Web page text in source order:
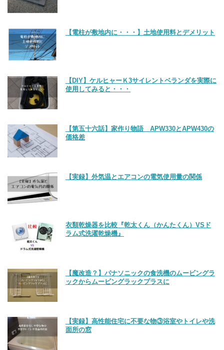
【電柱が敷地内に・・・】土地使用料とデメリット
【DIY】ケルヒャーＫ3サイレントベランダを実際に
使用してみると・・・
【第五十六話】家作り物語 APW330とAPW430の
価格差
【実録】外気温とエアコンの電気使用量の関係
衣類乾燥器を比較『乾太くん（かんたくん）VSド
ラム式洗濯乾燥機』
【魔改造？】パナソニックの食洗機のムービングラ
ックからムービングラックプラスに
【実録】高性能住宅に不要な物③浴室やトイレや洗
面所の窓